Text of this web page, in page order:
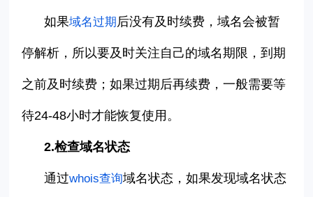
如果域名过期 后没有及时续费，域名会被暂
停解析，所以要及时关注自己的域名期限，到期
之前及时续费；如果过期后再续费，一般需要等
待24-48小时才能恢复使用。
2.检查域名状态
通过whois查询域名状态，如果发现域名状态